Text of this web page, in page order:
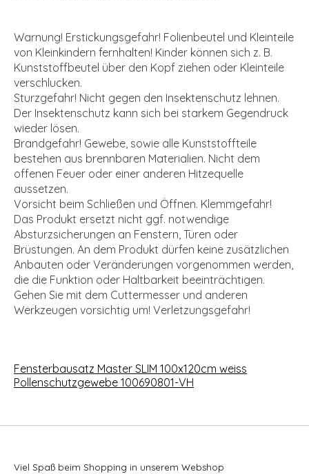
Warnung! Erstickungsgefahr! Folienbeutel und Kleinteile
von Kleinkindern fernhalten! Kinder können sich z. B.
Kunststoffbeutel über den Kopf ziehen oder Kleinteile
verschlucken.
Sturzgefahr! Nicht gegen den Insektenschutz lehnen.
Der Insektenschutz kann sich bei starkem Gegendruck
wieder lösen.
Brandgefahr! Gewebe, sowie alle Kunststoffteile
bestehen aus brennbaren Materialien. Nicht dem
offenen Feuer oder einer anderen Hitzequelle
aussetzen.
Vorsicht beim Schließen und Öffnen. Klemmgefahr!
Das Produkt ersetzt nicht ggf. notwendige
Absturzsicherungen an Fenstern, Türen oder
Brüstungen. An dem Produkt dürfen keine zusätzlichen
Anbauten oder Veränderungen vorgenommen werden,
die die Funktion oder Haltbarkeit beeinträchtigen.
Gehen Sie mit dem Cuttermesser und anderen
Werkzeugen vorsichtig um! Verletzungsgefahr!
Fensterbausatz Master SLIM 100x120cm weiss
Pollenschutzgewebe 100690801-VH
Viel Spaß beim Shopping in unserem Webshop